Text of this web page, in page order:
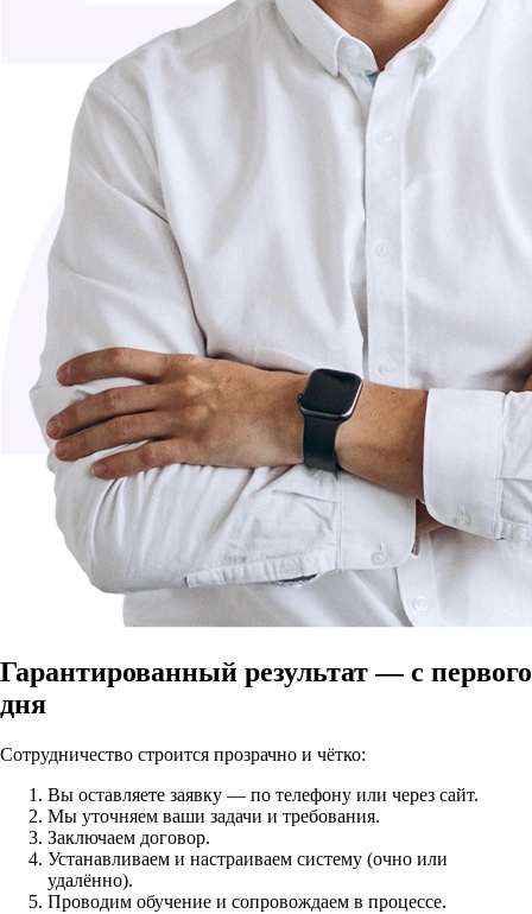
Гарантированный результат — с первого
дня
Сотрудничество строится прозрачно и чётко:
Вы оставляете заявку — по телефону или через сайт.
Мы уточняем ваши задачи и требования.
Заключаем договор.
Устанавливаем и настраиваем систему (очно или
удалённо).
Проводим обучение и сопровождаем в процессе.